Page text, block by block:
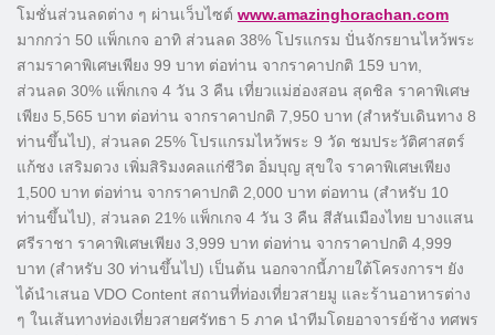
โมชั่นส่วนลดต่าง ๆ ผ่านเว็บไซต์ www.amazinghorachan.com
มากกว่า 50 แพ็กเกจ อาทิ ส่วนลด 38% โปรแกรม ปั่นจักรยานไหว้พระ
สามราคาพิเศษเพียง 99 บาท ต่อท่าน จากราคาปกติ 159 บาท,
ส่วนลด 30% แพ็กเกจ 4 วัน 3 คืน เที่ยวแม่ฮ่องสอน สุดชิล ราคาพิเศษ
เพียง 5,565 บาท ต่อท่าน จากราคาปกติ 7,950 บาท (สำหรับเดินทาง 8
ท่านขึ้นไป), ส่วนลด 25% โปรแกรมไหว้พระ 9 วัด ชมประวัติศาสตร์
แก้ชง เสริมดวง เพิ่มสิริมงคลแก่ชีวิต อิ่มบุญ สุขใจ ราคาพิเศษเพียง
1,500 บาท ต่อท่าน จากราคาปกติ 2,000 บาท ต่อทาน (สำหรับ 10
ท่านขึ้นไป), ส่วนลด 21% แพ็กเกจ 4 วัน 3 คืน สีสันเมืองไทย บางแสน
ศรีราชา ราคาพิเศษเพียง 3,999 บาท ต่อท่าน จากราคาปกติ 4,999
บาท (สำหรับ 30 ท่านขึ้นไป) เป็นต้น นอกจากนี้ภายใต้โครงการฯ ยัง
ได้นำเสนอ VDO Content สถานที่ท่องเที่ยวสายมู และร้านอาหารต่าง
ๆ ในเส้นทางท่องเที่ยวสายศรัทธา 5 ภาค นำทีมโดยอาจารย์ช้าง ทศพร